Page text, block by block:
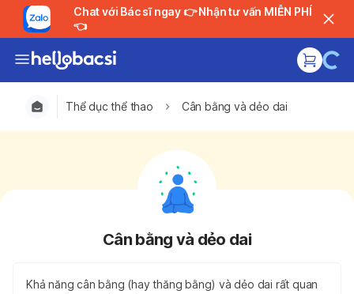
Chat với Bác sĩ ngay 👉 Nhận tư vấn MIỄN PHÍ
👈
Thể dục thể thao Cân bằng và dẻo dai
Cân bằng và dẻo dai
Khả năng cân bằng (hay thăng bằng) và dẻo dai rất quan